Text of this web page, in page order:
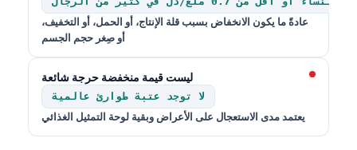
عادةً ما يكون الانخفاض بسبب قلة الإنتاج، أو الحمل، أو التخفيف،
أو صِغر حجم الجسم
ليست قيمة منخفضة حرجة شائعة
لا توجد عتبة طوارئ عالمية
يعتمد مدى الاستعجال على الأعراض وبقية لوحة التمثيل الغذائي